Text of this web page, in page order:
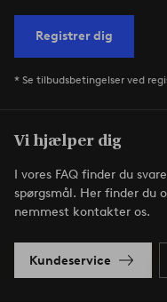
Registrer dig
* Se tilbudsbetingelser ved
Vi hjælper dig
I vores FAQ finder du
spørgsmål. Her finder du
nemmest kontakter os.
Kundeservice